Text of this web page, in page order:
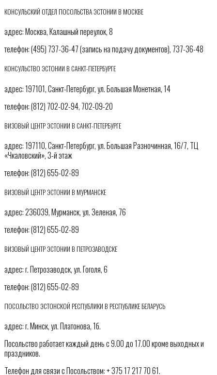
КОНСУЛЬСКИЙ ОТДЕЛ ПОСОЛЬСТВА ЭСТОНИИ В МОСКВЕ
адрес: Москва, Калашный переулок, 8
телефон: (495) 737-36-47 (запись на подачу документов), 737-36-48
КОНСУЛЬСТВО ЭСТОНИИ В САНКТ-ПЕТЕРБУРГЕ
адрес: 197101, Санкт-Петербург, ул. Большая Монетная, 14
телефон: (812) 702-02-94, 702-09-20
ВИЗОВЫЙ ЦЕНТР ЭСТОНИИ В САНКТ-ПЕТЕРБУРГЕ
адрес: 197110, Санкт-Петербург, ул. Большая Разночинная, 16/7, ТЦ
«Чкаловский», 3-й этаж
телефон: (812) 655-02-89
ВИЗОВЫЙ ЦЕНТР ЭСТОНИИ В МУРМАНСКЕ
адрес: 236039, Мурманск, ул. Зеленая, 76
телефон: (812) 655-02-89
ВИЗОВЫЙ ЦЕНТР ЭСТОНИИ В ПЕТРОЗАВОДСКЕ
адрес: г. Петрозаводск, ул. Гоголя, 6
телефон: (812) 655-02-89
ПОСОЛЬСТВО ЭСТОНСКОЙ РЕСПУБЛИКИ В РЕСПУБЛИКЕ БЕЛАРУСЬ
адрес: г. Минск, ул. Платонова, 1б.
Посольство работает каждый день с 9.00 до 17.00 кроме выходных и
праздников.
Телефон для связи с Посольством: + 375 17 217 70 61.